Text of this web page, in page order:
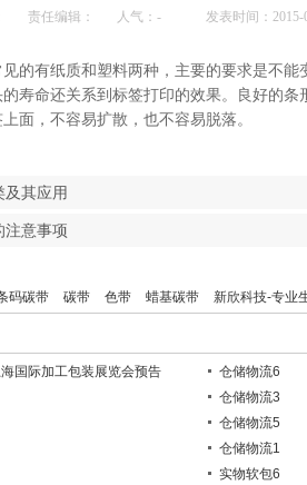
责任编辑： 人气：- 发表时间：2015-
的有纸质和塑料两种，主要的要求是不
寿命还关系到标签打印的效果。良好的
面，不容易扩散，也不容易脱落。
及其应用
注意事项
码碳带 碳带 色带 蜡基碳带 新欣科技-专业
国际加工包装展览会预告
仓储物流6
仓储物流3
仓储物流5
仓储物流1
实物软包6